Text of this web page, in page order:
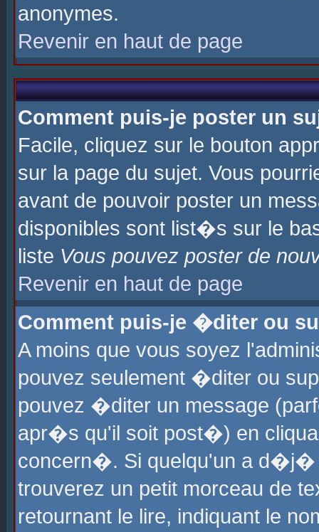
anonymes.
Revenir en haut de page
Comment puis-je poster un
Facile, cliquez sur le bouton
sur la page du sujet. Vous
avant de pouvoir poster un
disponibles sont list�s sur le
liste Vous pouvez poster de
Revenir en haut de page
Comment puis-je �diter ou
A moins que vous soyez
pouvez seulement �diter ou
pouvez �diter un message
apr�s qu'il soit post�) en
concern�. Si quelqu'un a
trouverez un petit morceau de
retournant le lire, indiquant le